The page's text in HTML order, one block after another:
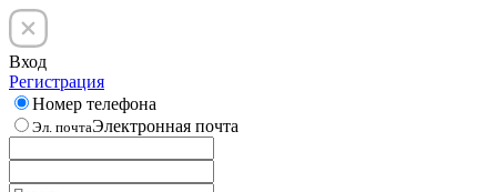
Вход
Регистрация
Номер телефона
Эл. почтаЭлектронная почта